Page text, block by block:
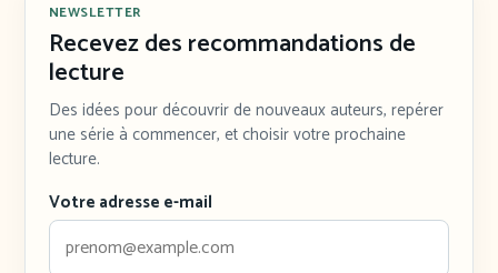
NEWSLETTER
Recevez des recommandations de
lecture
Des idées pour découvrir de nouveaux auteurs, repérer
une série à commencer, et choisir votre prochaine
lecture.
Votre adresse e-mail